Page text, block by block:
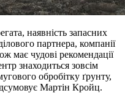
наявність запасних
партнера, компанії
має чудові рекомендації
знаходиться зовсім
обробітку ґрунту,
Мартін Кройц.